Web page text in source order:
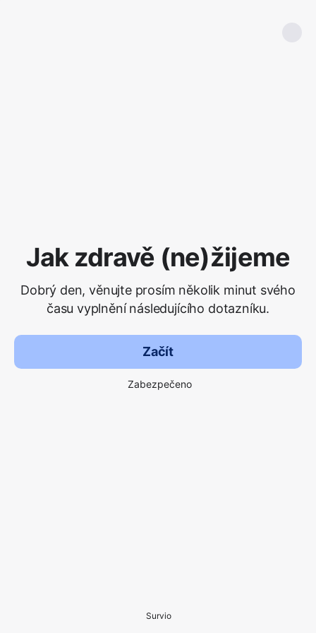
Jak zdravě (ne)žijeme
Dobrý den, věnujte prosím několik minut svého
času vyplnění následujícího dotazníku.
Začít
Zabezpečeno
Survio